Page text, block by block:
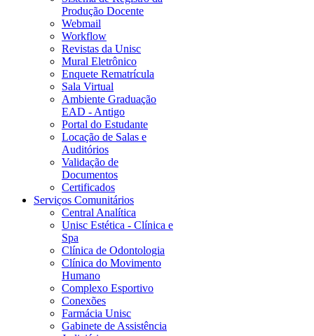
Produção Docente
Webmail
Workflow
Revistas da Unisc
Mural Eletrônico
Enquete Rematrícula
Sala Virtual
Ambiente Graduação
EAD - Antigo
Portal do Estudante
Locação de Salas e
Auditórios
Validação de
Documentos
Certificados
Serviços Comunitários
Central Analítica
Unisc Estética - Clínica e
Spa
Clínica de Odontologia
Clínica do Movimento
Humano
Complexo Esportivo
Conexões
Farmácia Unisc
Gabinete de Assistência